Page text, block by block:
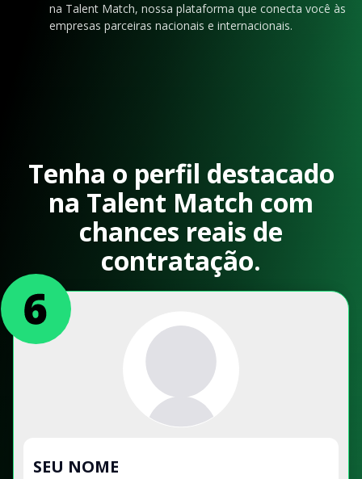
na Talent Match, nossa plataforma que conecta você às
empresas parceiras nacionais e internacionais.
Tenha o perfil destacado
na Talent Match com
chances reais de
contratação.
SEU NOME